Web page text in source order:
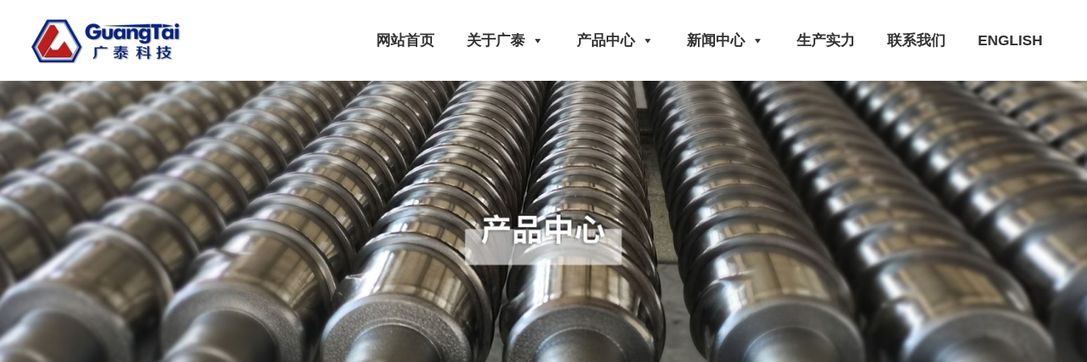
网站首页 关于广泰 产品中心 新闻中心 生产实力 联系我们 ENGLISH